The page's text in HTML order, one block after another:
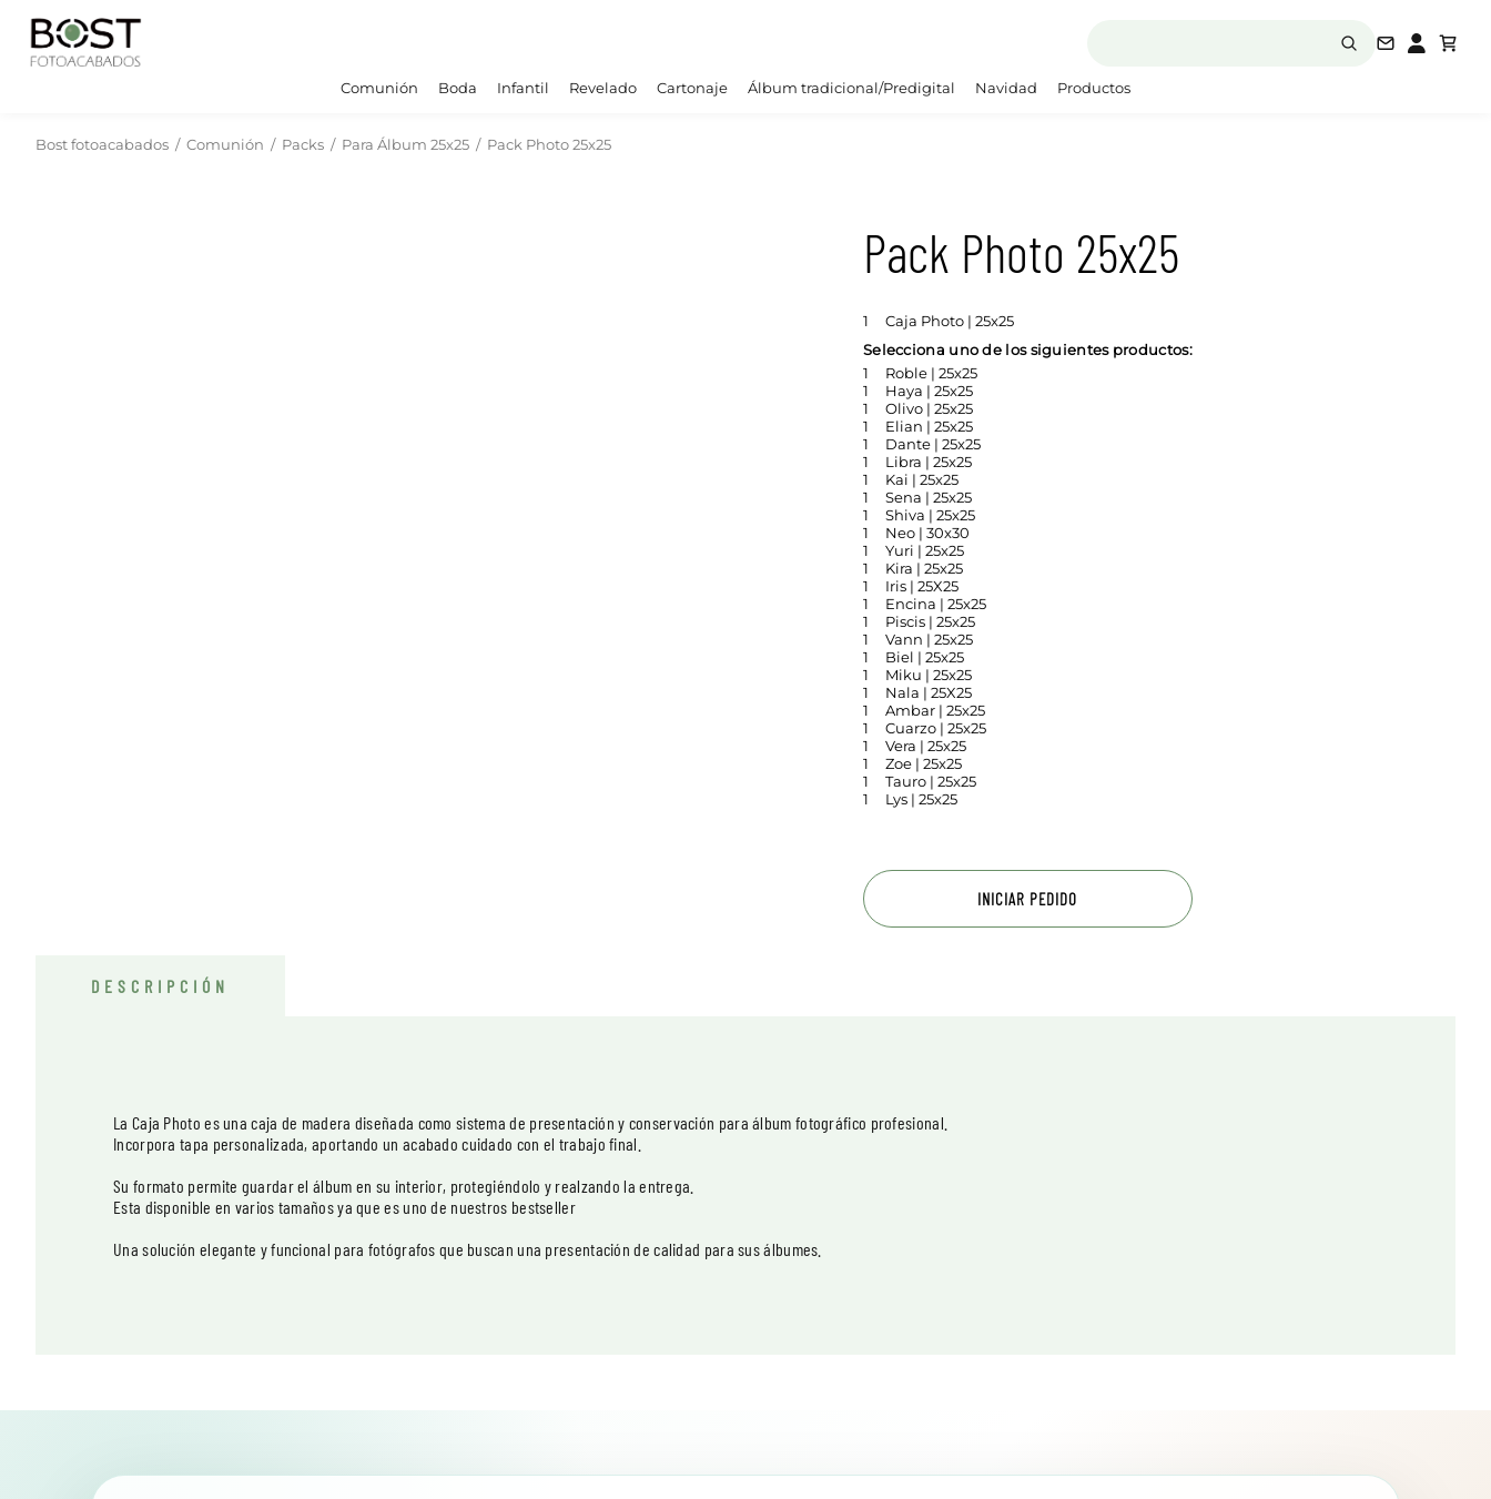
Comunión Boda Infantil Revelado Cartonaje Álbum tradicional/Predigital Navidad Productos
Bost fotoacabados / Comunión / Packs / Para Álbum 25x25 / Pack Photo 25x25
Pack Photo 25x25
1
Caja Photo | 25x25
Selecciona uno de los siguientes productos:
1
Roble | 25x25
1
Haya | 25x25
1
Olivo | 25x25
1
Elian | 25x25
1
Dante | 25x25
1
Libra | 25x25
1
Kai | 25x25
1
Sena | 25x25
1
Shiva | 25x25
1
Neo | 30x30
1
Yuri | 25x25
1
Kira | 25x25
1
Iris | 25X25
1
Encina | 25x25
1
Piscis | 25x25
1
Vann | 25x25
1
Biel | 25x25
1
Miku | 25x25
1
Nala | 25X25
1
Ambar | 25x25
1
Cuarzo | 25x25
1
Vera | 25x25
1
Zoe | 25x25
1
Tauro | 25x25
1
Lys | 25x25
INICIAR PEDIDO
DESCRIPCIÓN
La Caja Photo es una caja de madera diseñada como sistema de presentación y conservación para álbum fotográfico profesional.
Incorpora tapa personalizada, aportando un acabado cuidado con el trabajo final.
Su formato permite guardar el álbum en su interior, protegiéndolo y realzando la entrega.
Esta disponible en varios tamaños ya que es uno de nuestros bestseller
Una solución elegante y funcional para fotógrafos que buscan una presentación de calidad para sus álbumes.